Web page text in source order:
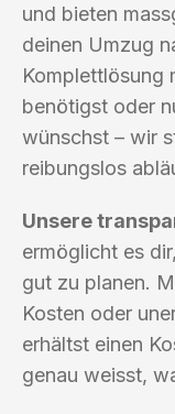
und bieten
deinen Umzug
Komplettlösung
benötigst oder
wünschst – wir
reibungslos
Unsere
ermöglicht es
gut zu planen.
Kosten oder
erhältst einen
genau weisst,